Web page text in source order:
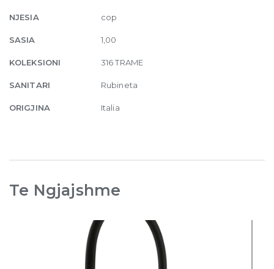
Brushed
quantity
NJESIA cop
SASIA 1,00
KOLEKSIONI 316 TRAME
SANITARI Rubineta
ORIGJINA Italia
Te Ngjajshme